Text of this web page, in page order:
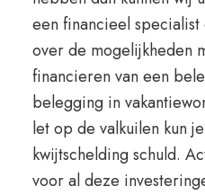
een financieel
over de mogelijkheden
financieren van een
belegging in
let op de valkuilen kun
kwijtschelding schuld.
voor al deze